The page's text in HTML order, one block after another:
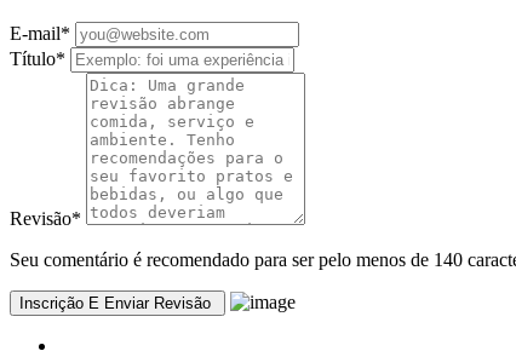
E-mail*
Título*
Revisão*
Seu comentário é recomendado para ser pelo menos de 140